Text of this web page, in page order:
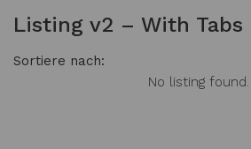
Listing v2 – With Tabs
Sortiere nach:
No listing found.